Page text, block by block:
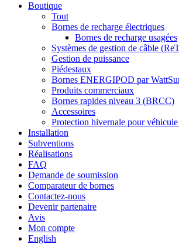
Boutique
Tout
Bornes de recharge électriques
Bornes de recharge usagées
Systèmes de gestion de câble
Gestion de puissance
Piédestaux
Bornes ENERGIPOD par
Produits commerciaux
Bornes rapides niveau 3 (BRCC)
Accessoires
Protection hivernale pour
Installation
Subventions
Réalisations
FAQ
Demande de soumission
Comparateur de bornes
Contactez-nous
Devenir partenaire
Avis
Mon compte
English